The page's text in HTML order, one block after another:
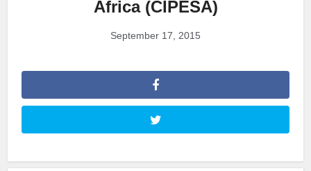
Africa (CIPESA)
September 17, 2015